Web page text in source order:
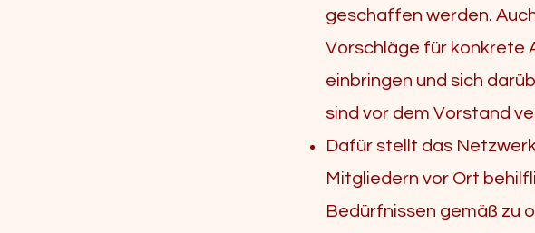
geschaffen werden.
Vorschläge für konkrete
einbringen und sich
sind vor dem Vorstand
Dafür stellt das
Mitgliedern vor Ort
Bedürfnissen gemäß zu